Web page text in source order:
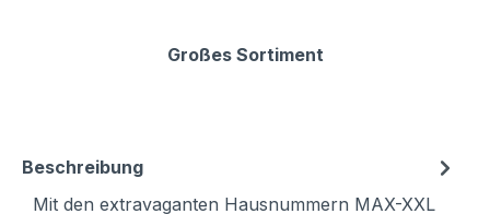
Großes Sortiment
Beschreibung
Mit den extravaganten Hausnummern MAX-XXL